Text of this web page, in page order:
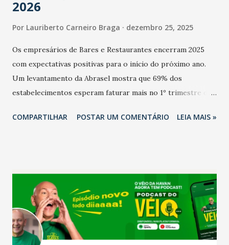
2026
Por Lauriberto Carneiro Braga dezembro 25, 2025
Os empresários de Bares e Restaurantes encerram 2025
com expectativas positivas para o início do próximo ano.
Um levantamento da Abrasel mostra que 69% dos
estabelecimentos esperam faturar mais no 1º trimestre de
relação ao último trimestre deste ano, 56% também
confraternizações de fim de ano e pelo pagamento do 13º
Salário para um número maior de trabalhadores, já que o
país tem a menor taxa de desemprego dos anos recentes.
Ainda segundo a Pesquisa, em novembro de 2025, 40% dos
bares e restaurantes operaram com lucro e outros 40%
COMPARTILHAR POSTAR UM COMENTÁRIO LEIA MAIS »